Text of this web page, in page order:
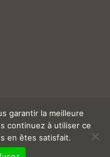
garantir la meilleure
continuez à utiliser ce
en êtes satisfait.